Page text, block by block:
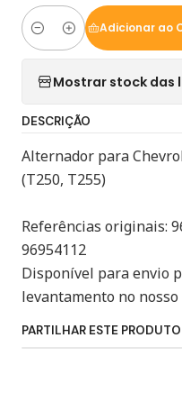
Quantidade
Adicionar ao
Mostrar stock das
DESCRIÇÃO
Alternador para
(T250, T255)
Referências originais:
96954112
Disponível para envio
levantamento no nosso
PARTILHAR ESTE PRODUTO